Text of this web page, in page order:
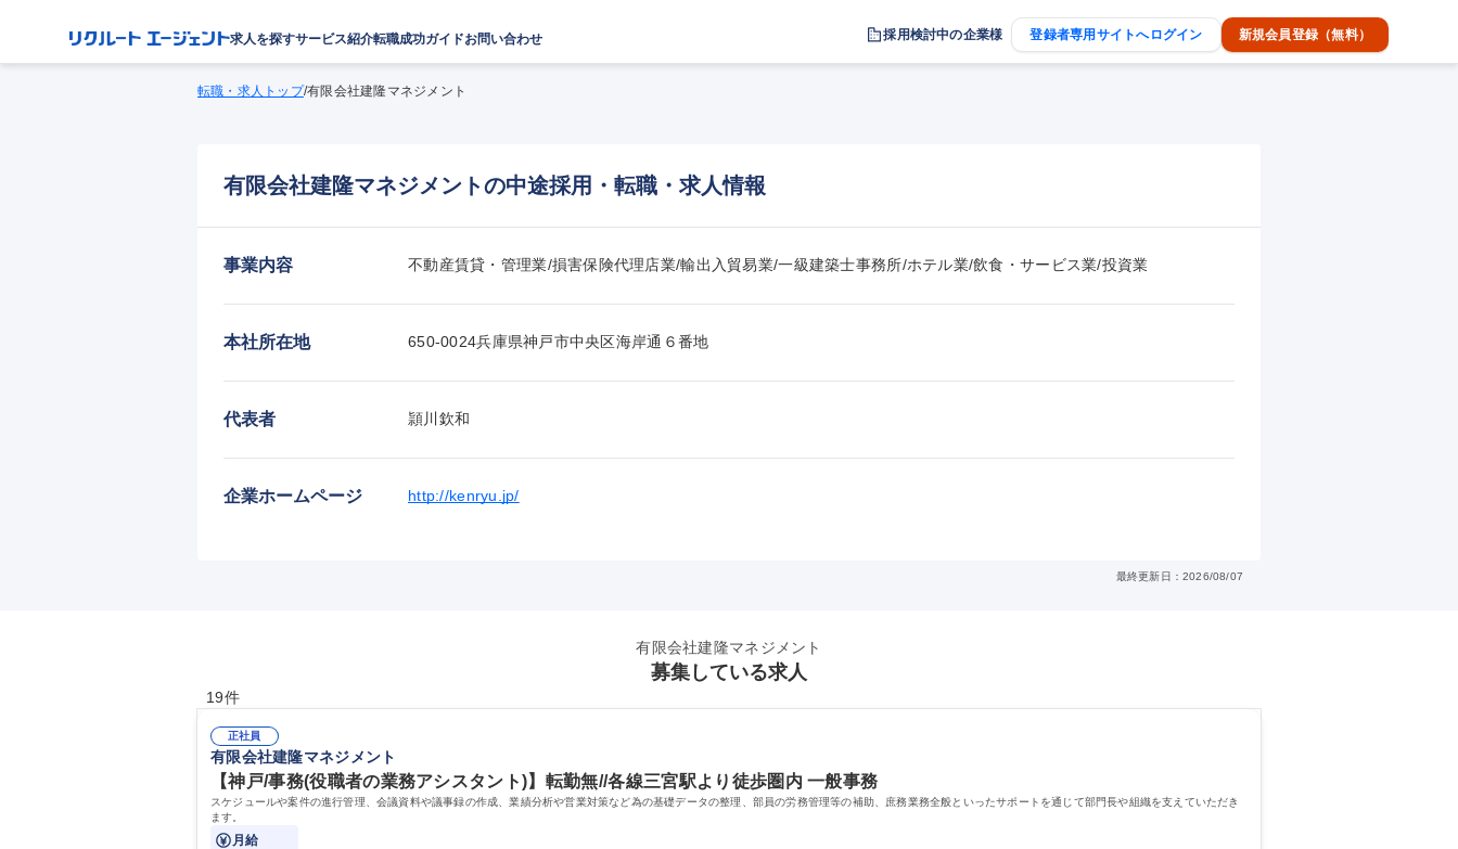
求人を探すサービス紹介転職成功ガイドお問い合わせ 採用検討中の企業様 登録者専用サイトへログイン 新規会員登録（無料）
転職・求人トップ/有限会社建隆マネジメント
有限会社建隆マネジメントの中途採用・転職・求人情報
事業内容 不動産賃貸・管理業/損害保険代理店業/輸出入貿易業/一級建築士事務所/ホテル業/飲食・サービス業/投資業
本社所在地 650-0024兵庫県神戸市中央区海岸通６番地
代表者 頴川欽和
企業ホームページ http://kenryu.jp/
最終更新日：2026/08/07
有限会社建隆マネジメント
募集している求人
19件
正社員
有限会社建隆マネジメント
【神戸/事務(役職者の業務アシスタント)】転勤無//各線三宮駅より徒歩圏内 一般事務
スケジュールや案件の進行管理、会議資料や議事録の作成、業績分析や営業対策など為の基礎データの整理、部員の労務管理等の補助、庶務業務全般といったサポートを通じて部門長や組織を支えていただき
ます。
月給